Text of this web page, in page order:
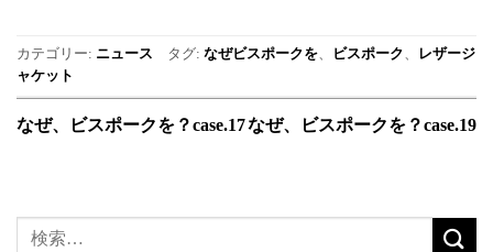
カテゴリー: ニュース タグ: なぜビスポークを、 ビスポーク、
レザージ
ャケット
なぜ、ビスポークを？case.17なぜ、ビスポークを？case.19